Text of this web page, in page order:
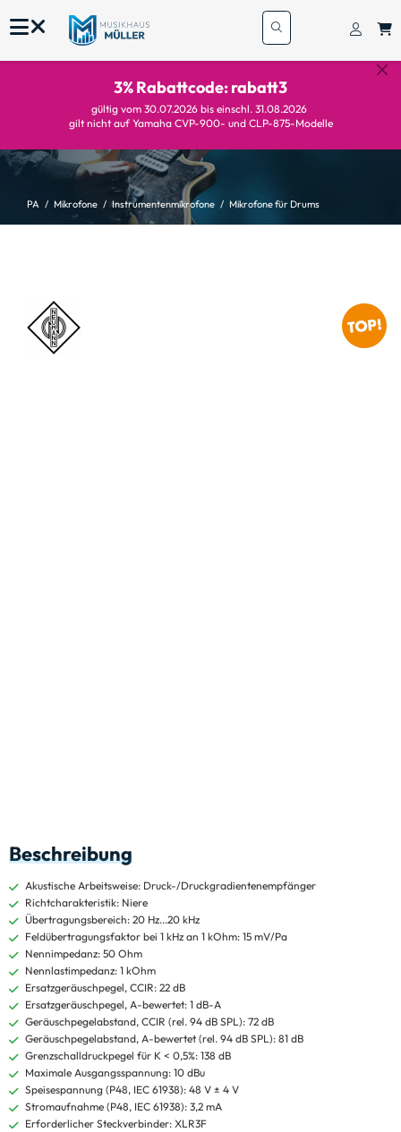
3% Rabattcode: rabatt3
gültig vom 30.07.2026 bis einschl. 31.08.2026
gilt nicht auf Yamaha CVP-900- und CLP-875-Modelle
PA Mikrofone Instrumentenmikrofone Mikrofone für Drums
Beschreibung
Akustische Arbeitsweise: Druck-/Druckgradientenempfänger
Richtcharakteristik: Niere
Übertragungsbereich: 20 Hz...20 kHz
Feldübertragungsfaktor bei 1 kHz an 1 kOhm: 15 mV/Pa
Nennimpedanz: 50 Ohm
Nennlastimpedanz: 1 kOhm
Ersatzgeräuschpegel, CCIR: 22 dB
Ersatzgeräuschpegel, A-bewertet: 1 dB-A
Geräuschpegelabstand, CCIR (rel. 94 dB SPL): 72 dB
Geräuschpegelabstand, A-bewertet (rel. 94 dB SPL): 81 dB
Grenzschalldruckpegel für K < 0,5%: 138 dB
Maximale Ausgangsspannung: 10 dBu
Speisespannung (P48, IEC 61938): 48 V ± 4 V
Stromaufnahme (P48, IEC 61938): 3,2 mA
Erforderlicher Steckverbinder: XLR3F